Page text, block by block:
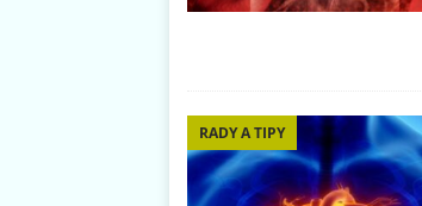
RADY A TIPY